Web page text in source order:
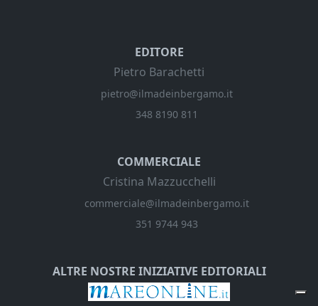
EDITORE
Pietro Barachetti
pietro@ilmadeinbergamo.it
348 8190 811
COMMERCIALE
Cristina Mazzucchelli
commerciale@ilmadeinbergamo.it
351 9744 943
ALTRE NOSTRE INIZIATIVE EDITORIALI